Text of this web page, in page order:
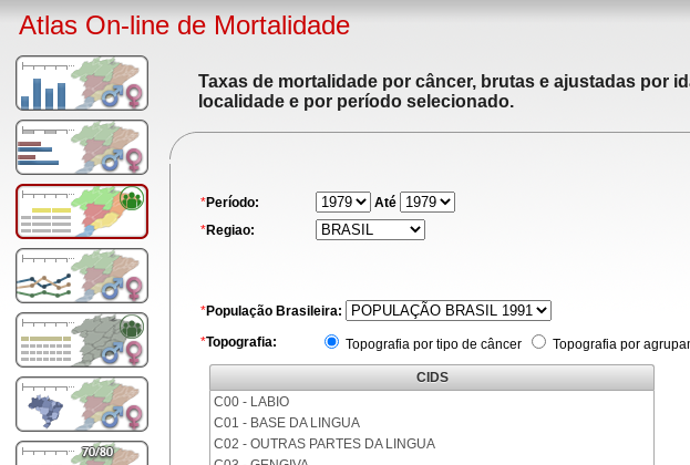
Atlas On-line de Mortalidade
Taxas de mortalidade por câncer, brutas e ajustadas por
localidade e por período selecionado.
*Período:
Até
*Regiao:
*População Brasileira:
*Topografia: Topografia por tipo de câncer Topografia por
CIDS
C00 - LABIO
C01 - BASE DA LINGUA
C02 - OUTRAS PARTES DA LINGUA